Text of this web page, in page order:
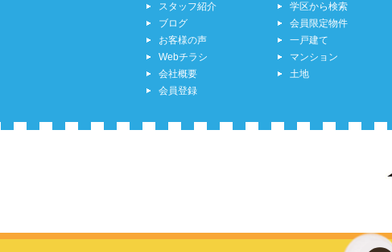
スタッフ紹介
ブログ
お客様の声
Webチラシ
会社概要
会員登録
学区から検索
会員限定物件
一戸建て
マンション
土地